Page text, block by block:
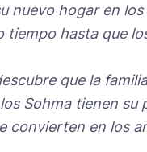
nuevo hogar en
tiempo hasta que
que la
Sohma tienen su
convierten en los